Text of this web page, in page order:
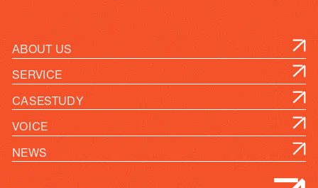
ABOUT US
SERVICE
CASESTUDY
VOICE
NEWS